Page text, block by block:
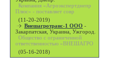
Компания «Агроэкспертднепр
Плюс» - поставляет совр
(11-20-2019)
Внешагротранс-1 ООО -
Закарпатская, Украина, Ужгород.
Общество с ограниченной
ответственностью «ВНЕШАГРО
(05-16-2018)